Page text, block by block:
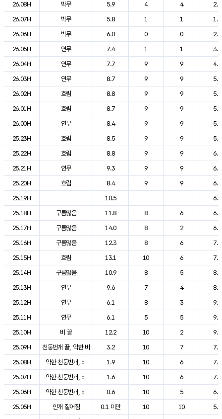
26.08H
박무 5.9 4 4
2.1
26.07H
박무 5.8 1 1
1.8
26.06H
박무 6.0 0 0
2.4
26.05H
연무 7.4 1 1
3.6
26.04H
연무 7.7 9 9
4.8
26.03H
연무 8.7 9 9
5.2
26.02H
흐림 8.8 9 9
5.3
26.01H
흐림 8.7 9 9
5.4
26.00H
연무 8.4 9 9
5.6
25.23H
흐림 8.5 9 9
5.8
25.22H
흐림 8.8 9 9
6.0
25.21H
연무 9.3 9 9
6.1
25.20H
흐림 8.4 9 9
6.0
25.19H
10.5
6.1
25.18H
구름많음 11.8 8 6
6.2
25.17H
구름많음 14.0 8 2
6.6
25.16H
구름많음 12.3 8 6
7.3
25.15H
흐림 13.1 10 6
7.9
25.14H
구름많음 10.9 8 5
8.1
25.13H
연무 9.6 7 4
8.9
25.12H
연무 6.1 8 3
9.0
25.11H
연무 6.1 5 5
9.0
25.10H
비 끝 12.2 10 2
9.1
25.09H
천둥번개 끝, 약한 비 3.2 10 7
7.8
25.08H
약한 천둥번개, 비 1.9 10 6
7.5
25.07H
약한 천둥번개, 비 1.6 10 6
7.4
25.06H
약한 천둥번개, 비 0.6 10 5
6.4
25.05H
안개 짙어짐 0.1 미만 10 10
5.8